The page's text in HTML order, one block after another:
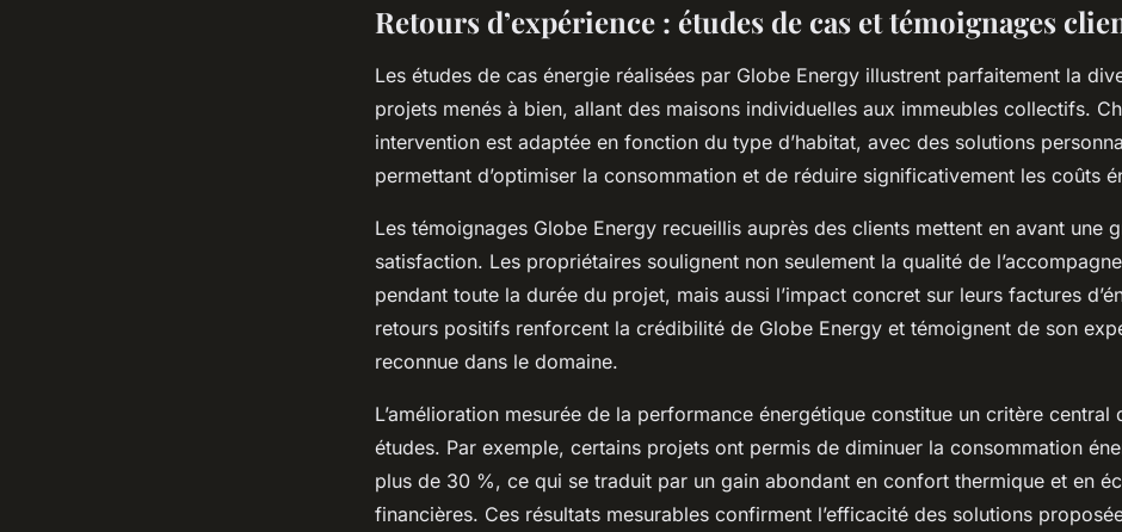
Retours d’expérience : études de cas et témoignages
Les études de cas énergie réalisées par Globe Energy illustrent parfaitement la
projets menés à bien, allant des maisons individuelles aux immeubles collectifs.
intervention est adaptée en fonction du type d’habitat, avec des solutions
permettant d’optimiser la consommation et de réduire significativement les coûts
Les témoignages Globe Energy recueillis auprès des clients mettent en avant une
satisfaction. Les propriétaires soulignent non seulement la qualité de
pendant toute la durée du projet, mais aussi l’impact concret sur leurs factures
retours positifs renforcent la crédibilité de Globe Energy et témoignent de son
reconnue dans le domaine.
L’amélioration mesurée de la performance énergétique constitue un critère central
études. Par exemple, certains projets ont permis de diminuer la consommation
plus de 30 %, ce qui se traduit par un gain abondant en confort thermique et en
financières. Ces résultats mesurables confirment l’efficacité des solutions